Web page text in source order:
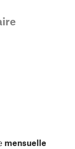
mensuelle